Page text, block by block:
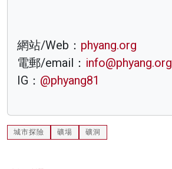
網站/Web： phyang.org
電郵/email： info@phyang.org
IG： @phyang81
城市探險 礦場 礦洞